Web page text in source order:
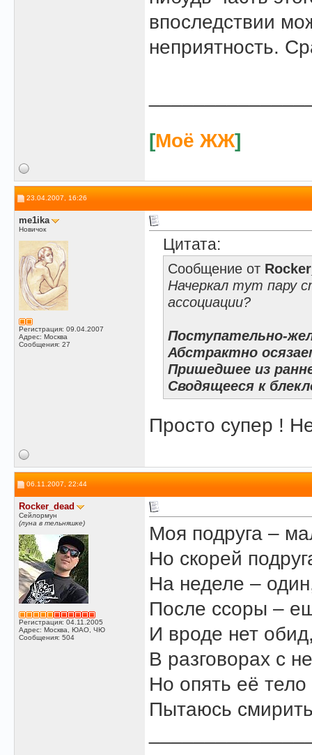
впоследствии
неприятность.
[Моё ЖЖ]
23.04.2007, 16:26
me1ika
Новичок
Регистрация: 09.04.2007
Адрес: Москва
Сообщения: 27
Цитата:
Сообщение от
Начеркал тут пару
ассоциации?
Поступательно-
Абстрактно
Пришедшее из
Сводящееся к
Просто супер !
06.11.2007, 22:44
Rocker_dead
Сейлормун
(луна в тельняшке)
Регистрация: 04.11.2005
Адрес: Москва, ЮАО, ЧЮ
Сообщения: 504
Моя подруга –
Но скорей
На неделе –
После ссоры –
И вроде нет
В разговорах с
Но опять её тело
Пытаюсь